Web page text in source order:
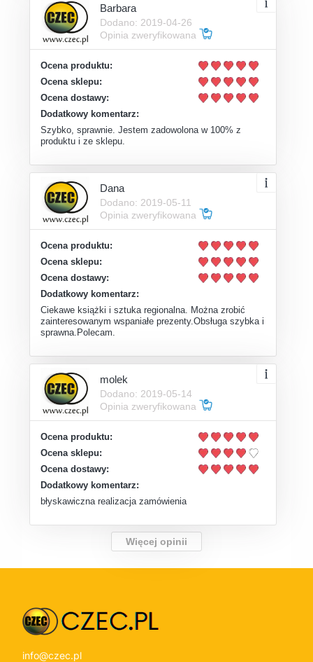
Barbara
Dodano: 2019-04-26
Opinia zweryfikowana
Ocena produktu:
Ocena sklepu:
Ocena dostawy:
Dodatkowy komentarz:
Szybko, sprawnie. Jestem zadowolona w 100% z
produktu i ze sklepu.
Dana
Dodano: 2019-05-11
Opinia zweryfikowana
Ocena produktu:
Ocena sklepu:
Ocena dostawy:
Dodatkowy komentarz:
Ciekawe książki i sztuka regionalna. Można zrobić
zainteresowanym wspaniałe prezenty.Obsługa szybka i
sprawna.Polecam.
molek
Dodano: 2019-05-14
Opinia zweryfikowana
Ocena produktu:
Ocena sklepu:
Ocena dostawy:
Dodatkowy komentarz:
błyskawiczna realizacja zamówienia
Więcej opinii
info@czec.pl